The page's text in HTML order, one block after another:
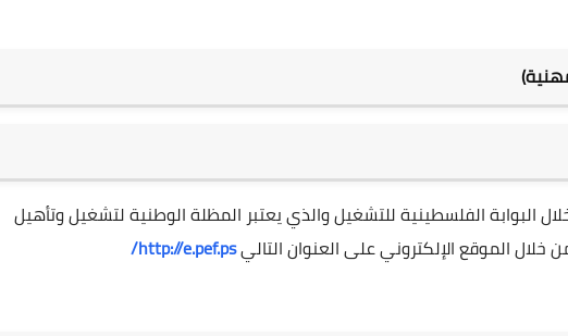
البوابة الفلسطينية للتشغيل والذي يعتبر المظلة الوطنية لتشغيل وتأهيل
الموقع الإلكتروني على العنوان التاليhttp://e.pef.ps/